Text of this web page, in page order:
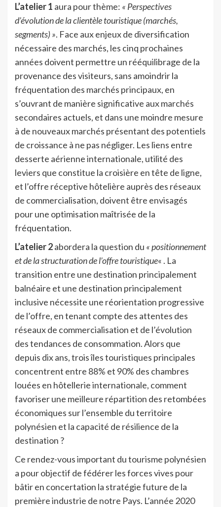
L’atelier 1 aura pour thème: « Perspectives
d’évolution de la clientèle touristique (marchés,
segments) ». Face aux enjeux de diversification
nécessaire des marchés, les cinq prochaines
années doivent permettre un rééquilibrage de la
provenance des visiteurs, sans amoindrir la
fréquentation des marchés principaux, en
s’ouvrant de manière significative aux marchés
secondaires actuels, et dans une moindre mesure
à de nouveaux marchés présentant des potentiels
de croissance à ne pas négliger. Les liens entre
desserte aérienne internationale, utilité des
leviers que constitue la croisière en tête de ligne,
et l’offre réceptive hôtelière auprès des réseaux
de commercialisation, doivent être envisagés
pour une optimisation maîtrisée de la
fréquentation.
L’atelier 2abordera la question du « positionnement
et de la structuration de l’offre touristique« . La
transition entre une destination principalement
balnéaire et une destination principalement
inclusive nécessite une réorientation progressive
de l’offre, en tenant compte des attentes des
réseaux de commercialisation et de l’évolution
des tendances de consommation. Alors que
depuis dix ans, trois îles touristiques principales
concentrent entre 88% et 90% des chambres
louées en hôtellerie internationale, comment
favoriser une meilleure répartition des retombées
économiques sur l’ensemble du territoire
polynésien et la capacité de résilience de la
destination ?
Ce rendez-vous important du tourisme polynésien
a pour objectif de fédérer les forces vives pour
bâtir en concertation la stratégie future de la
première industrie de notre Pays. L’année 2020